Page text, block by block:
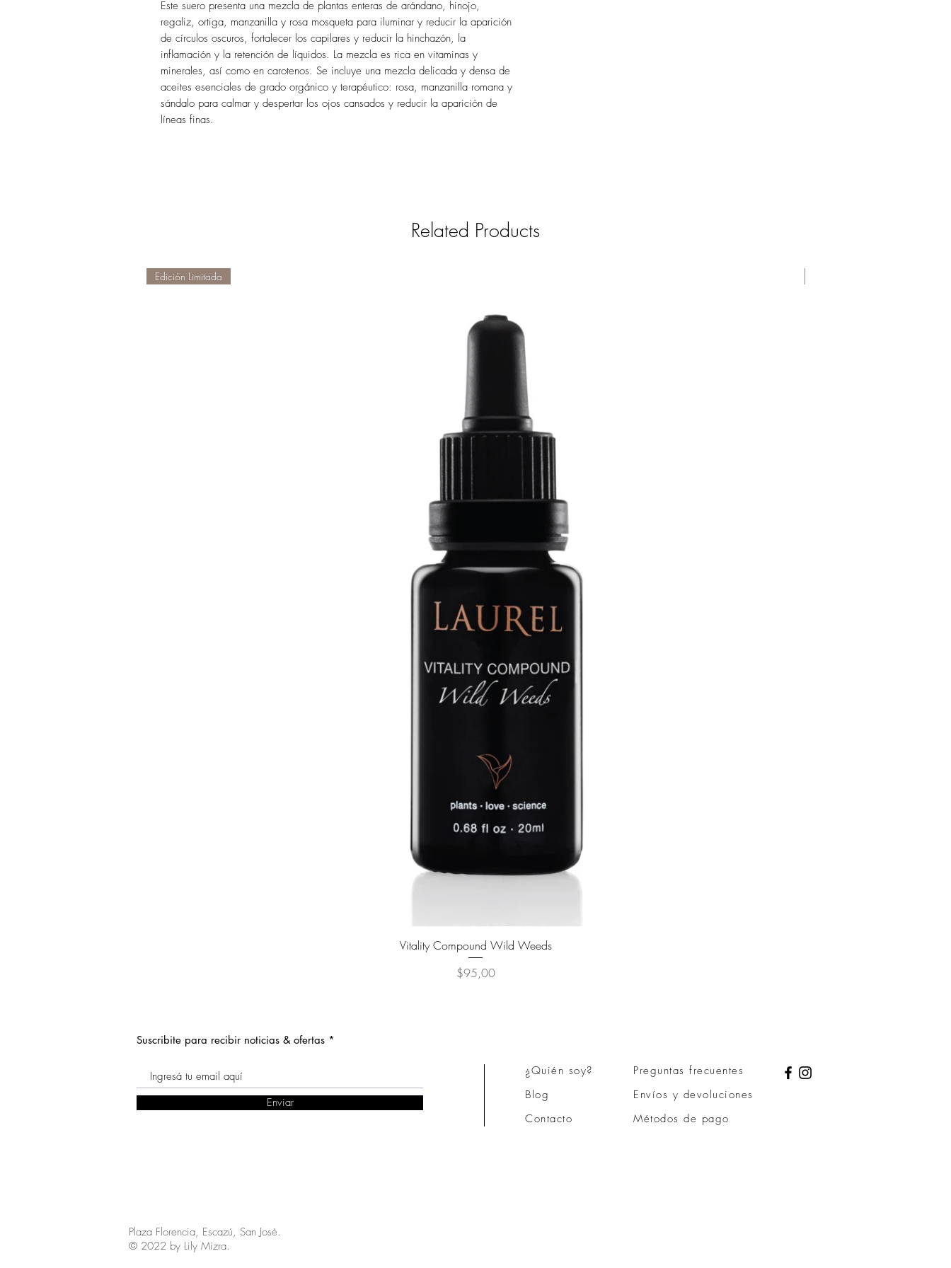
Este suero presenta una mezcla de plantas enteras de arándano, hinojo,
regaliz, ortiga, manzanilla y rosa mosqueta para iluminar y reducir la aparición
de círculos oscuros, fortalecer los capilares y reducir la hinchazón, la
inflamación y la retención de líquidos. La mezcla es rica en vitaminas y
minerales, así como en carotenos. Se incluye una mezcla delicada y densa de
aceites esenciales de grado orgánico y terapéutico: rosa, manzanilla romana y
sándalo para calmar y despertar los ojos cansados ​​y reducir la aparición de
líneas finas.
Related Products
Quick View
Edición Limitada
Vitality Compound Wild Weeds
Price
$95,00
Suscribite para recibir noticias & ofertas
Enviar
¿Quién soy?
Blog
Contacto
Preguntas frecuentes
Envíos y devoluciones
Métodos de pago
Plaza Florencia, Escazú, San José.
© 2022 by Lily Mizra.